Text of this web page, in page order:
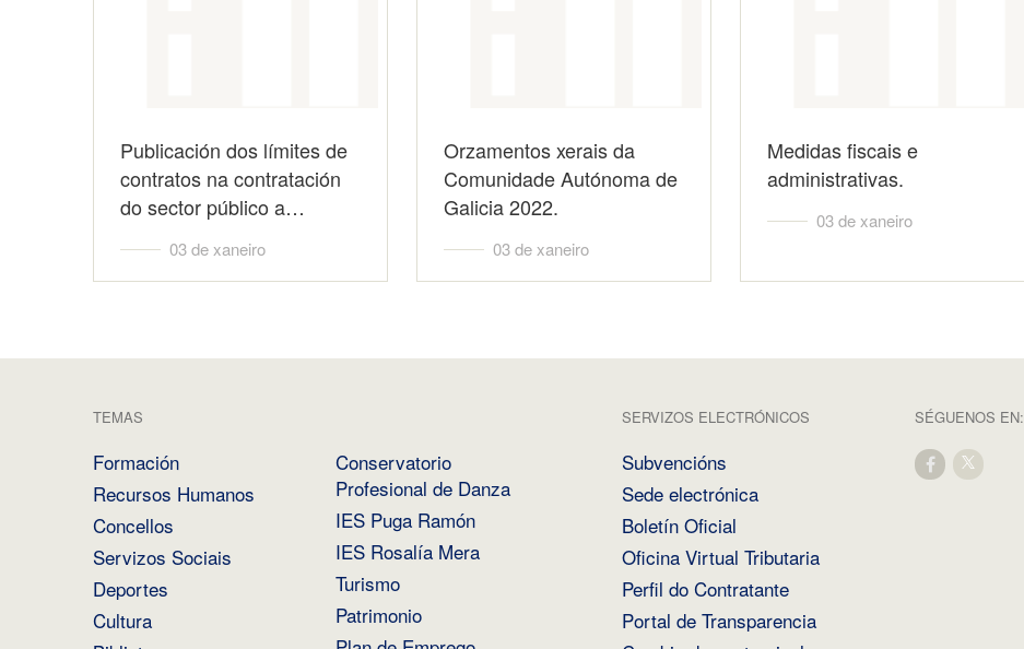
Publicación dos límites de
contratos na contratación
do sector público a…
03 de xaneiro
Orzamentos xerais da
Comunidade Autónoma de
Galicia 2022.
03 de xaneiro
Medidas fiscais e
administrativas.
03 de xaneiro
TEMAS
Formación
Recursos Humanos
Concellos
Servizos Sociais
Deportes
Cultura
Conservatorio
Profesional de Danza
IES Puga Ramón
IES Rosalía Mera
Turismo
Patrimonio
SERVIZOS ELECTRÓNICOS
Subvencións
Sede electrónica
Boletín Oficial
Oficina Virtual Tributaria
Perfil do Contratante
Portal de Transparencia
SÉGUENOS EN: